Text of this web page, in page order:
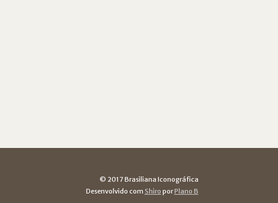
© 2017 Brasiliana Iconográfica
Desenvolvido com Shiro porPlano B